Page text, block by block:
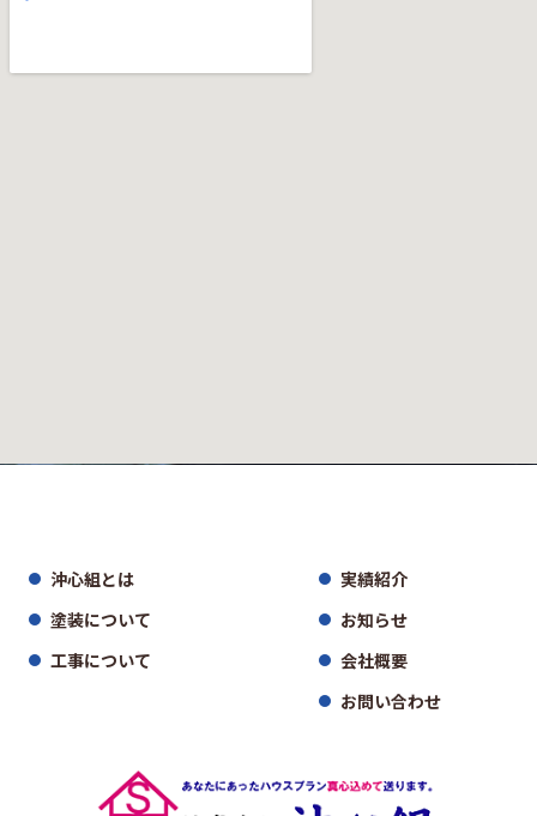
沖心組とは
塗装について
工事について
実績紹介
お知らせ
会社概要
お問い合わせ